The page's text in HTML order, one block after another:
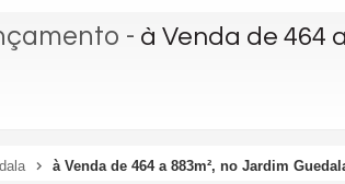
- à Venda de 464
à Venda de 464 a 883m², no Jardim